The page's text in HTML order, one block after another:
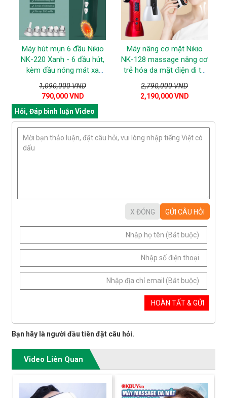
Máy hút mụn 6 đầu Nikio
NK-220 Xanh - 6 đầu hút,
kèm đầu nóng mát xa
mặt
1,090,000 VND
790,000 VND
Máy nâng cơ mặt Nikio
NK-128 massage nâng cơ
trẻ hóa da mặt điện di trị
liệu RF
2,790,000 VND
2,190,000 VND
Hỏi, Đáp bình luận Video
Bạn hãy là người đầu tiên đặt câu hỏi.
Video Liên Quan